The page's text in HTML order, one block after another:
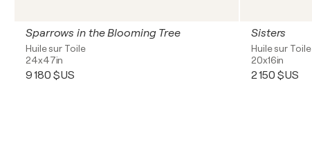
Sparrows in the Blooming Tree
Huile sur Toile
24x47in
9 180 $US
Sisters
Huile sur Toile
20x16in
2 150 $US